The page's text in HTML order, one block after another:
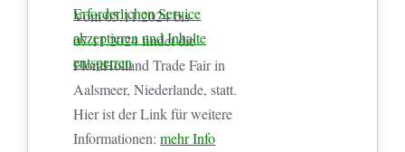
Erforderlichen Service
akzeptieren und Inhalte
entsperren
Vom 05.11.2024 bis
07.11.2024 findet die
FloraHolland Trade Fair in
Aalsmeer, Niederlande, statt.
Hier ist der Link für weitere
Informationen:mehr Info